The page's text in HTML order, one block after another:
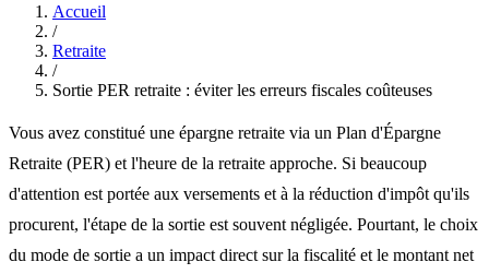
Accueil
/
Retraite
/
Sortie PER retraite : éviter les erreurs fiscales coûteuses
Vous avez constitué une épargne retraite via un Plan d'Épargne
Retraite (PER) et l'heure de la retraite approche. Si beaucoup
d'attention est portée aux versements et à la réduction d'impôt qu'ils
procurent, l'étape de la sortie est souvent négligée. Pourtant, le choix
du mode de sortie a un impact direct sur la fiscalité et le montant net